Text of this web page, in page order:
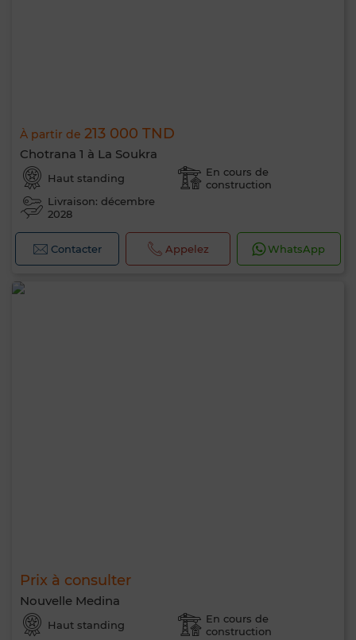
À partir de 213 000 TND
Chotrana 1 à La Soukra
Haut standing
En cours de
construction
Livraison: décembre
2028
Contacter Appelez WhatsApp
Prix à consulter
Nouvelle Medina
Haut standing
En cours de
construction